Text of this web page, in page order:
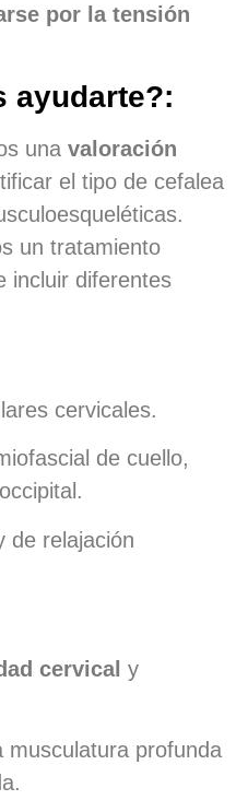
por la tensión
ayudarte?:
una valoración
el tipo de cefalea
un tratamiento
incluir diferentes
cervicales.
de cuello,
de relajación
cervical y
musculatura profunda